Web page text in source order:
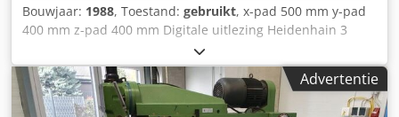
Bouwjaar: 1988, Toestand: gebruikt, x-pad 500 mm y-pad
400 mm z-pad 400 mm Digitale uitlezing Heidenhain 3
assen Spilhouder SK 40 Spilsnelheden 50 - 2500 tpm
Tafelafmetingen 650 x 375 mm Dsdpfxsqpl Uqo Aggekr
Machinegewicht ca. 1,5 ton Afmetingen ca. mm Universele
draai-zwenktafel Centrale smering Koelapparaat
Advertentie